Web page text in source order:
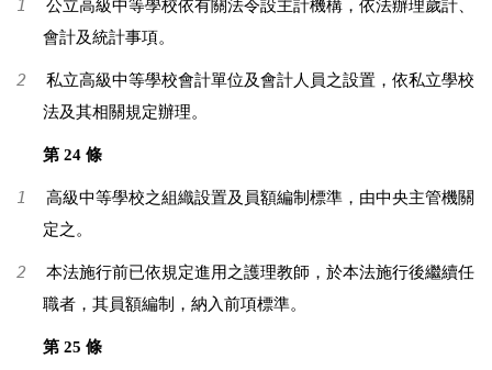
1 公立高級中等學校依有關法令設主計機構，依法辦理歲計、
會計及統計事項。
2 私立高級中等學校會計單位及會計人員之設置，依私立學校
法及其相關規定辦理。
第 24 條
1 高級中等學校之組織設置及員額編制標準，由中央主管機關
定之。
2 本法施行前已依規定進用之護理教師，於本法施行後繼續任
職者，其員額編制，納入前項標準。
第 25 條